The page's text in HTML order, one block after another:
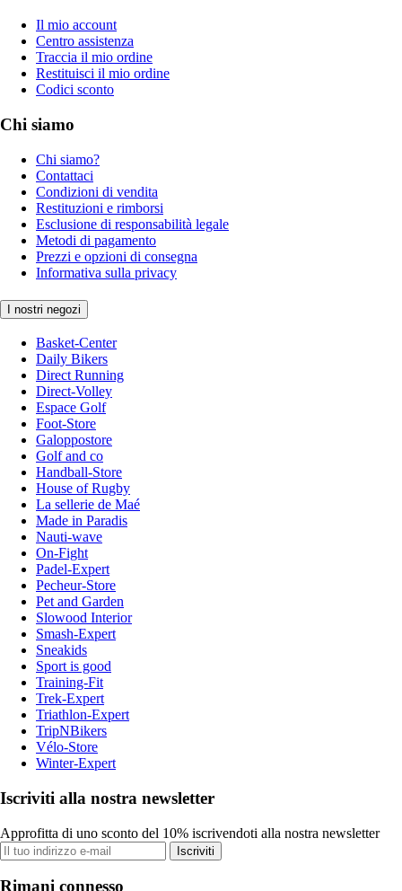
Il mio account
Centro assistenza
Traccia il mio ordine
Restituisci il mio ordine
Codici sconto
Chi siamo
Chi siamo?
Contattaci
Condizioni di vendita
Restituzioni e rimborsi
Esclusione di responsabilità legale
Metodi di pagamento
Prezzi e opzioni di consegna
Informativa sulla privacy
I nostri negozi
Basket-Center
Daily Bikers
Direct Running
Direct-Volley
Espace Golf
Foot-Store
Galoppostore
Golf and co
Handball-Store
House of Rugby
La sellerie de Maé
Made in Paradis
Nauti-wave
On-Fight
Padel-Expert
Pecheur-Store
Pet and Garden
Slowood Interior
Smash-Expert
Sneakids
Sport is good
Training-Fit
Trek-Expert
Triathlon-Expert
TripNBikers
Vélo-Store
Winter-Expert
Iscriviti alla nostra newsletter
Approfitta di uno sconto del 10% iscrivendoti alla nostra newsletter
Iscriviti
Rimani connesso